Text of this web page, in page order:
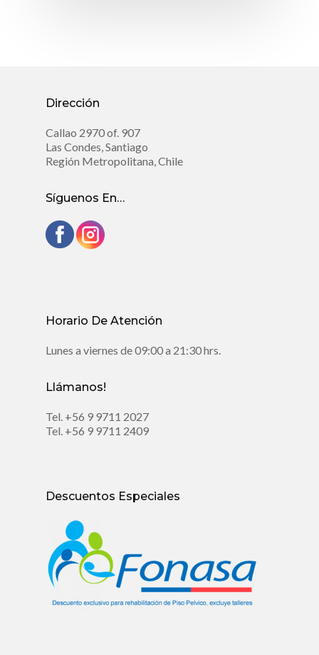
Dirección
Callao 2970 of. 907
Las Condes, Santiago
Región Metropolitana, Chile
Síguenos En…
Horario De Atención
Lunes a viernes de 09:00 a 21:30 hrs.
Llámanos!
Tel. +56 9 9711 2027
Tel. +56 9 9711 2409
Descuentos Especiales